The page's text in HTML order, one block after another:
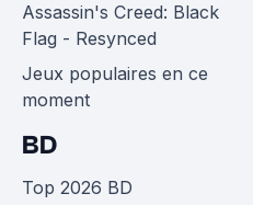
Assassin's Creed: Black
Flag - Resynced
Jeux populaires en ce
moment
BD
Top 2026 BD